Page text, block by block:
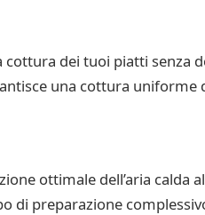
dei tuoi piatti senza
una cottura uniforme
ottimale dell’aria calda
di preparazione